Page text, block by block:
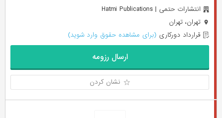
انتشارات حتمی | Hatmi Publications
تهران، تهران
قرارداد دورکاری (برای مشاهده حقوق وارد شوید)
ارسال رزومه
نشان کردن